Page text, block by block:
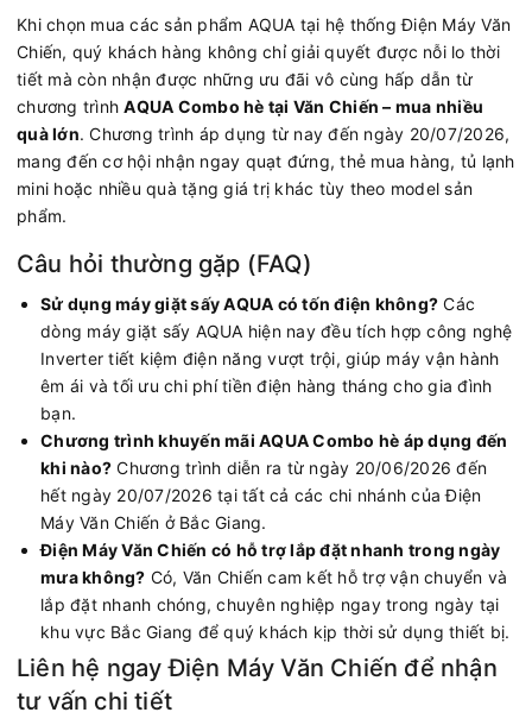
Khi chọn mua các sản phẩm AQUA tại hệ thống Điện Máy Văn
Chiến, quý khách hàng không chỉ giải quyết được nỗi lo thời
tiết mà còn nhận được những ưu đãi vô cùng hấp dẫn từ
chương trìnhAQUA Combo hè tại Văn Chiến – mua nhiều
quà lớn. Chương trình áp dụng từ nay đến ngày 20/07/2026,
mang đến cơ hội nhận ngay quạt đứng, thẻ mua hàng, tủ lạnh
mini hoặc nhiều quà tặng giá trị khác tùy theo model sản
phẩm.
Câu hỏi thường gặp (FAQ)
Sử dụng máy giặt sấy AQUA có tốn điện không? Các
dòng máy giặt sấy AQUA hiện nay đều tích hợp công nghệ
Inverter tiết kiệm điện năng vượt trội, giúp máy vận hành
êm ái và tối ưu chi phí tiền điện hàng tháng cho gia đình
bạn.
Chương trình khuyến mãi AQUA Combo hè áp dụng đến
khi nào? Chương trình diễn ra từ ngày 20/06/2026 đến
hết ngày 20/07/2026 tại tất cả các chi nhánh của Điện
Máy Văn Chiến ở Bắc Giang.
Điện Máy Văn Chiến có hỗ trợ lắp đặt nhanh trong ngày
mưa không? Có, Văn Chiến cam kết hỗ trợ vận chuyển và
lắp đặt nhanh chóng, chuyên nghiệp ngay trong ngày tại
khu vực Bắc Giang để quý khách kịp thời sử dụng thiết bị.
Liên hệ ngay Điện Máy Văn Chiến để nhận
tư vấn chi tiết